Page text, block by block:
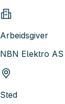
Arbeidsgiver
NBN Elektro AS
Sted